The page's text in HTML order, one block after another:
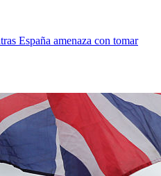
España amenaza con tomar